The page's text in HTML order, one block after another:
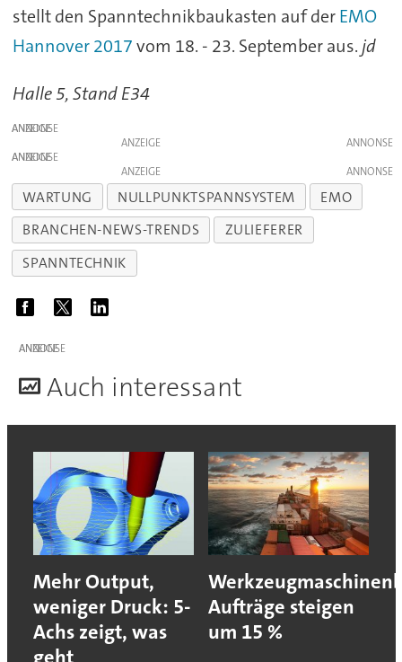
stellt den Spanntechnikbaukasten auf derEMO
Hannover 2017vom 18. - 23. September aus. jd
Halle 5, Stand E34
ANZEIGE
ANZEIGE
ANZEIGE
ANZEIGE
WARTUNG NULLPUNKTSPANNSYSTEM
EMO
BRANCHEN-NEWS-TRENDS
ZULIEFERER
SPANNTECHNIK
ANZEIGE
Auch interessant
Mehr Output,
weniger Druck: 5-
Achs zeigt, was
Aufträge steigen
um 15 %